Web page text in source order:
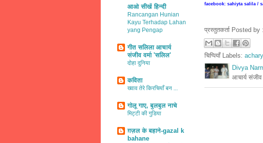
facebook: sahiyta salila /
प्रस्तुतकर्ता Posted by :
चिप्पियाँ Labels:
Divya
आचार्य संजीव
आओ सीखें हिन्दी
Rancangan Hunian
Kayu Terhadap Lahan
yang Pengap
गीत सलिला आचार्य
संजीव वर्मा 'सलिल'
दोहा दुनिया
कविता
ख्वाव तेरे किरचियाँ बन ...
गोलू गाए, बुलबुल नाचे
मिट्टी की गुडिया
ग़ज़ल के बहाने-gazal k
bahane